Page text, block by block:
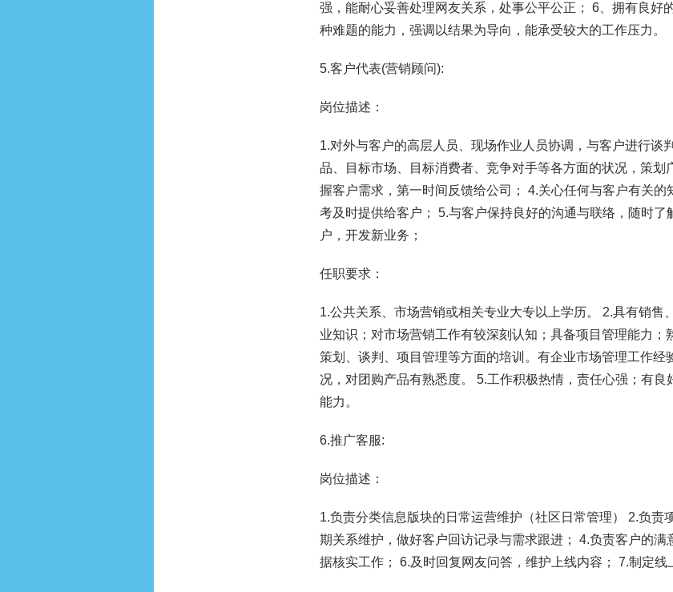
强，能耐心妥善处理网友关系，处事公平公正； 6、拥有良好
种难题的能力，强调以结果为导向，能承受较大的工作压力。
5.客户代表(营销顾问):
岗位描述：
1.对外与客户的高层人员、现场作业人员协调，与客户进行谈
品、目标市场、目标消费者、竞争对手等各方面的状况，策
握客户需求，第一时间反馈给公司； 4.关心任何与客户有关
考及时提供给客户； 5.与客户保持良好的沟通与联络，随时
户，开发新业务；
任职要求：
1.公共关系、市场营销或相关专业大专以上学历。 2.具有销售
业知识；对市场营销工作有较深刻认知；具备项目管理能力
策划、谈判、项目管理等方面的培训。有企业市场管理工作
况，对团购产品有熟悉度。 5.工作积极热情，责任心强；有
能力。
6.推广客服:
岗位描述：
1.负责分类信息版块的日常运营维护（社区日常管理） 2.负责
期关系维护，做好客户回访记录与需求跟进； 4.负责客户的
据核实工作； 6.及时回复网友问答，维护上线内容； 7.制定线